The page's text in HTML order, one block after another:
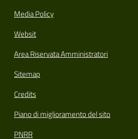
Media Policy
Websit
Area Riservata Amministratori
Sitemap
Credits
Piano di miglioramento del sito
PNRR